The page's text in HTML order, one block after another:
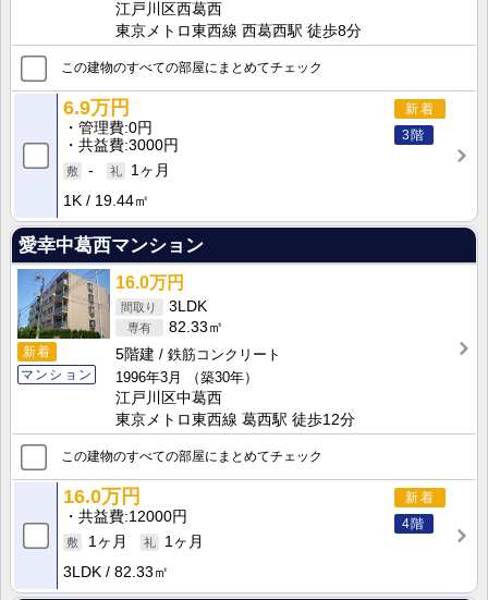
江戸川区西葛西
東京メトロ東西線 西葛西駅 徒歩8分
この建物のすべての部屋にまとめてチェック
新着
3階
6.9万円
管理費 0円
共益費 3000円
-
1ヶ月
1K
19.44㎡
愛幸中葛西マンション
新着
マンション
16.0万円
3LDK
82.33㎡
5階建
鉄筋コンクリート
1996年3月
（築30年）
江戸川区中葛西
東京メトロ東西線 葛西駅 徒歩12分
この建物のすべての部屋にまとめてチェック
新着
4階
16.0万円
共益費 12000円
1ヶ月
1ヶ月
3LDK
82.33㎡